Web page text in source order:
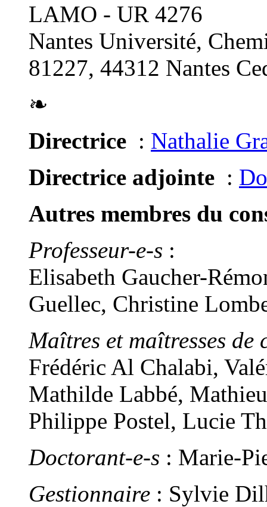
LAMO - UR 4276
Nantes Université,
81227, 44312 Nantes
❧
Directrice : Nathalie
Directrice adjointe :
Autres membres du
Professeur-e-s :
Elisabeth Gaucher-
Guellec, Christine
Maîtres et maîtresses de
Frédéric Al Chalabi,
Mathilde Labbé,
Philippe Postel, Lucie
Doctorant-e-s : Marie-
Gestionnaire : Sylvie